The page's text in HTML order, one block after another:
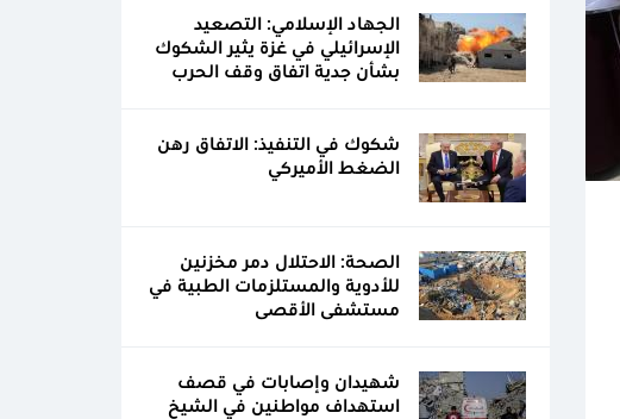
الجهاد الإسلامي: التصعيد
الإسرائيلي في غزة يثير الشكوك
بشأن جدية اتفاق وقف الحرب
شكوك في التنفيذ: الاتفاق رهن
الضغط الأميركي
الصحة: الاحتلال دمر مخزنين
للأدوية والمستلزمات الطبية في
مستشفى الأقصى
شهيدان وإصابات في قصف
استهداف مواطنين في الشيخ